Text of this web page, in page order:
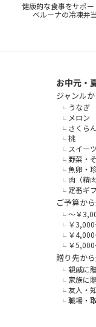
健康的な食事をサポー
ベルーナの冷凍弁
お中元・
ジャンル
うなぎ
メロン
さくら
桃
スイーツ
野菜・
魚卵・
肉（精
定番ギ
ご予算か
～￥
￥
￥
￥
贈り先か
親戚に
家族に
友人・
職場・